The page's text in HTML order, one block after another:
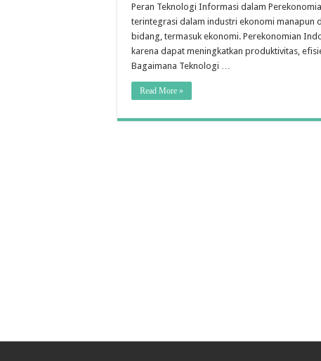
Peran Teknologi Informasi dalam
terintegrasi dalam industri ekonomi manapun
bidang, termasuk ekonomi. Perekonomian
karena dapat meningkatkan produktivitas,
Bagaimana Teknologi …
Read More »